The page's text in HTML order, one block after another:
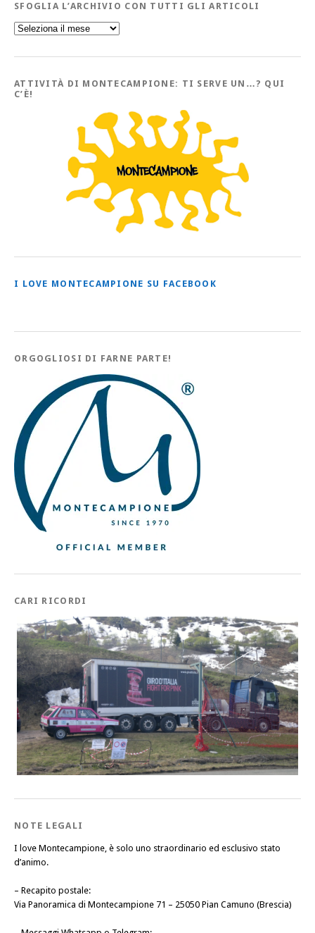
SFOGLIA L’ARCHIVIO CON TUTTI GLI ARTICOLI
Sfoglia
l’Archivio
tutti
Articoli
ATTIVITÀ DI MONTECAMPIONE: TI SERVE UN…? QUI
C’È!
I LOVE MONTECAMPIONE SU FACEBOOK
ORGOGLIOSI DI FARNE PARTE!
CARI RICORDI
NOTE LEGALI
I love Montecampione, è solo uno straordinario ed esclusivo stato
d’animo.
– Recapito postale:
Via Panoramica di Montecampione 71 – 25050 Pian Camuno (Brescia)